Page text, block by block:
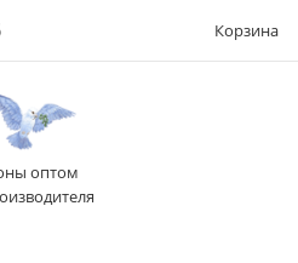
Корзина
оптом